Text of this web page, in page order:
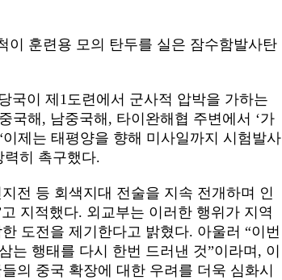
이 훈련용 모의 탄두를 실은 잠수함발사탄
국이 제1도련에서 군사적 압박을 가하는
국해, 남중국해, 타이완해협 주변에서 ‘가
이제는 태평양을 향해 미사일까지 시험 발사
히 촉구했다.
지전 등 회색지대 전술을 지속 전개하며 인
지적했다. 외교부는 이러한 행위가 지역
도전을 제기한다고 밝혔다. 아울러 “이번
는 행태를 다시 한번 드러낸 것”이라며, 이
의 중국 확장에 대한 우려를 더욱 심화시